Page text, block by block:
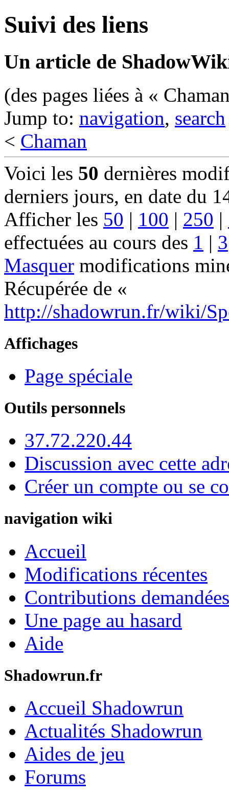
Suivi des liens
Un article de
(des pages liées à «
Jump to: navigation, search
< Chaman
Voici les 50 dernières
derniers jours, en date du
Afficher les 50 | 100 | 250 |
effectuées au cours des 1 | 3
Masquer modifications
Récupérée de «
http://shadowrun.fr/wiki/
Affichages
Page spéciale
Outils personnels
37.72.220.44
Discussion avec cette
Créer un compte ou se
navigation wiki
Accueil
Modifications récentes
Contributions
Une page au hasard
Aide
Shadowrun.fr
Accueil Shadowrun
Actualités Shadowrun
Aides de jeu
Forums